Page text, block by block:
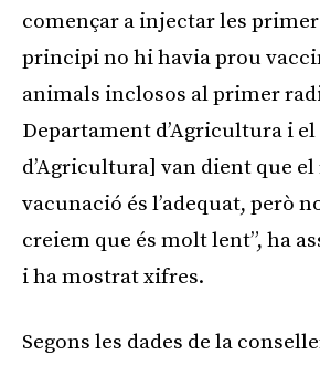
començar a injectar les
principi no hi havia prou
animals inclosos al primer
Departament d’Agricultura i
d’Agricultura] van dient que
vacunació és l’adequat, però
creiem que és molt lent”, ha
i ha mostrat xifres.
Segons les dades de la